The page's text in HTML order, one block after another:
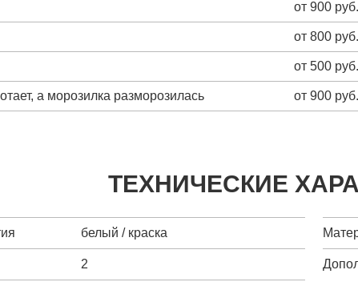
от 900 руб.
от 800 руб.
от 500 руб.
а морозилка разморозилась от 900 руб.
ТЕХНИЧЕСКИЕ
белый / краска
2